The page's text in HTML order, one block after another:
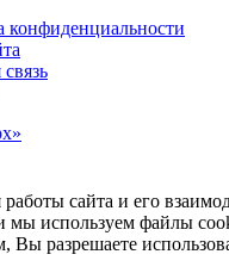
конфиденциальности
сайта и его
мы используем файлы
Вы разрешаете